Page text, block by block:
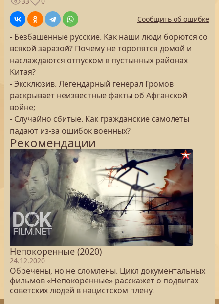
Сообщить об ошибке
- Безбашенные русские. Как наши люди борются со
всякой заразой? Почему не торопятся домой и
наслаждаются отпуском в пустынных районах
Китая?
- Эксклюзив. Легендарный генерал Громов
раскрывает неизвестные факты об Афганской
войне;
- Случайно сбитые. Как гражданские самолеты
падают из-за ошибок военных?
Рекомендации
Непокоренные (2020)
24.12.2020
Обречены, но не сломлены. Цикл документальных
фильмов «Непокорённые» расскажет о подвигах
советских людей в нацистском плену.